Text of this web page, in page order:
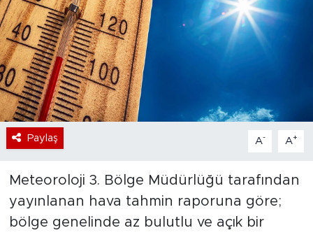
Paylaş A- A+
Meteoroloji 3. Bölge Müdürlüğü tarafından
yayınlanan hava tahmin raporuna göre;
bölge genelinde az bulutlu ve açık bir
Teknoloji
Magazin
Dünya
Sektör